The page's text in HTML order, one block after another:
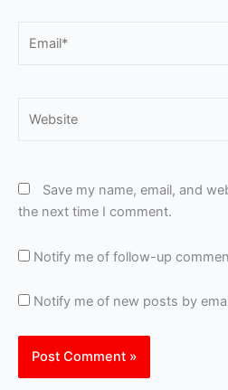
Save my name, email, and
the next time I comment.
Notify me of follow-up
Notify me of new posts by